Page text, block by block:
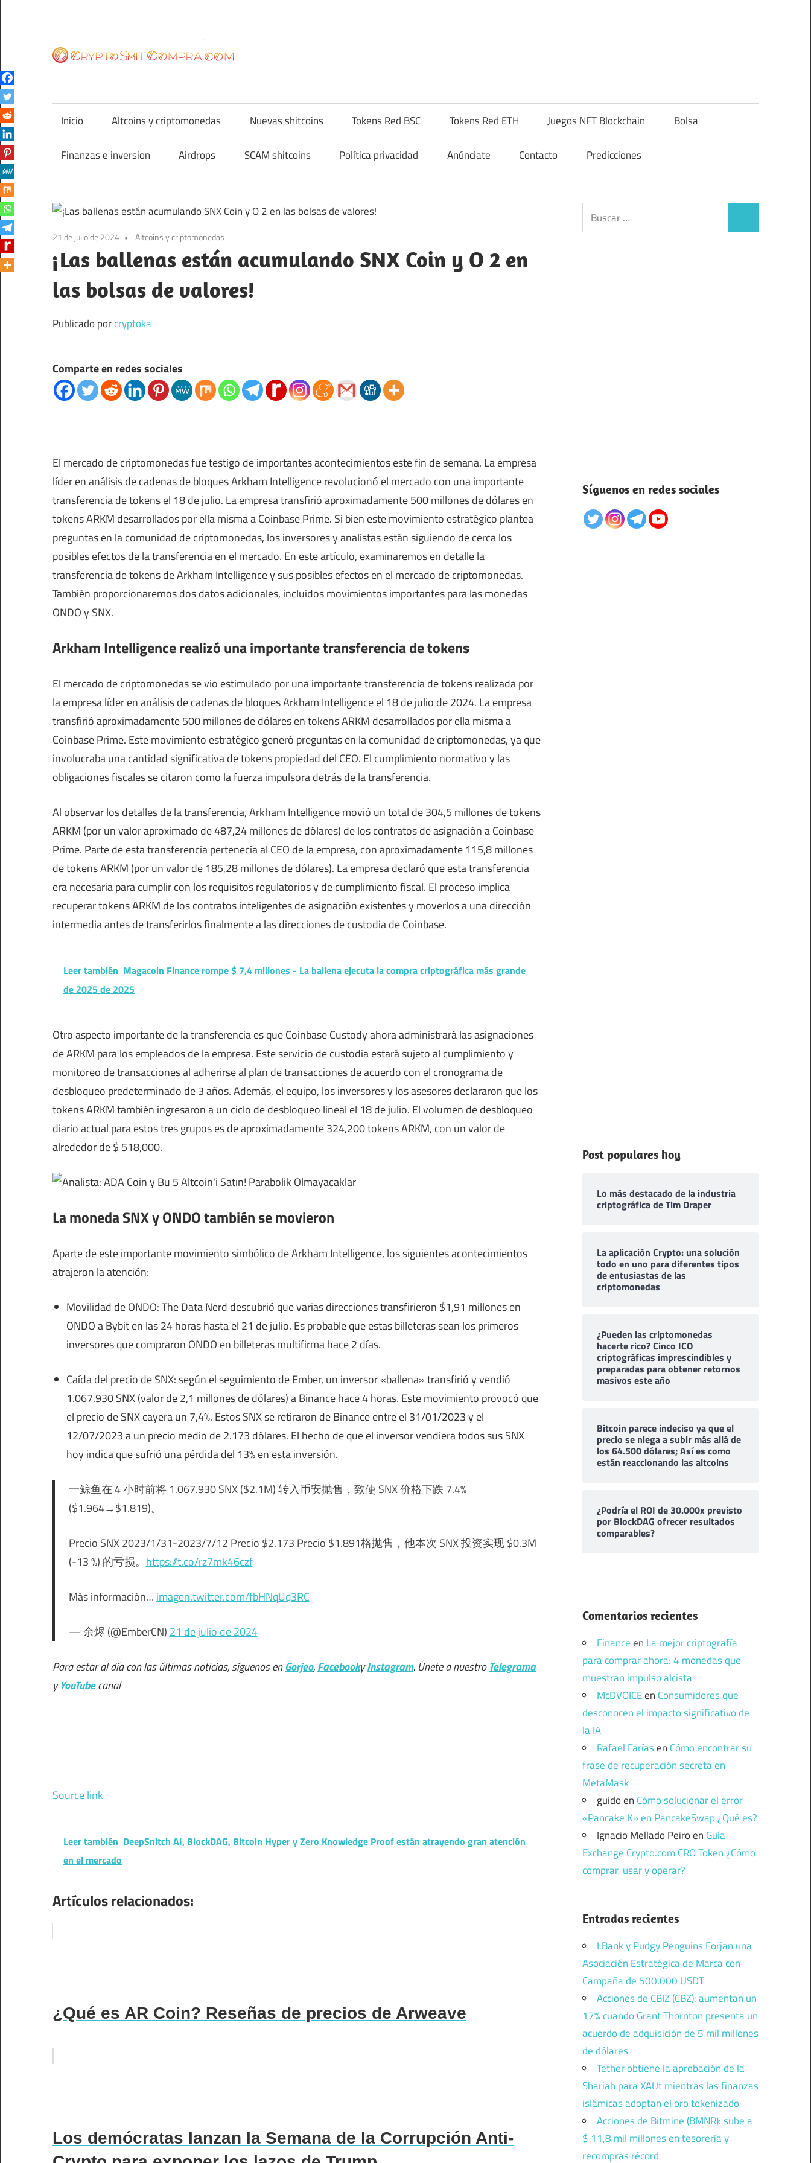
Inicio Altcoins y criptomonedas Nuevas shitcoins Tokens Red BSC Tokens Red ETH Juegos NFT Blockchain Bolsa
Finanzas e inversion Airdrops SCAM shitcoins Política privacidad Anúnciate Contacto Predicciones
21 de julio de 2024 Altcoins y criptomonedas
¡Las ballenas están acumulando SNX Coin y O 2 en
las bolsas de valores!
Publicado porcryptoka
Comparte en redes sociales
El mercado de criptomonedas fue testigo de importantes acontecimientos este fin de semana. La empresa
líder en análisis de cadenas de bloques Arkham Intelligence revolucionó el mercado con una importante
transferencia de tokens el 18 de julio. La empresa transfirió aproximadamente 500 millones de dólares en
tokens ARKM desarrollados por ella misma a Coinbase Prime. Si bien este movimiento estratégico plantea
preguntas en la comunidad de criptomonedas, los inversores y analistas están siguiendo de cerca los
posibles efectos de la transferencia en el mercado. En este artículo, examinaremos en detalle la
transferencia de tokens de Arkham Intelligence y sus posibles efectos en el mercado de criptomonedas.
También proporcionaremos dos datos adicionales, incluidos movimientos importantes para las monedas
ONDO y SNX.
Arkham Intelligence realizó una importante transferencia de tokens
El mercado de criptomonedas se vio estimulado por una importante transferencia de tokens realizada por
la empresa líder en análisis de cadenas de bloques Arkham Intelligence el 18 de julio de 2024. La empresa
transfirió aproximadamente 500 millones de dólares en tokens ARKM desarrollados por ella misma a
Coinbase Prime. Este movimiento estratégico generó preguntas en la comunidad de criptomonedas, ya que
involucraba una cantidad significativa de tokens propiedad del CEO. El cumplimiento normativo y las
obligaciones fiscales se citaron como la fuerza impulsora detrás de la transferencia.
Al observar los detalles de la transferencia, Arkham Intelligence movió un total de 304,5 millones de tokens
ARKM (por un valor aproximado de 487,24 millones de dólares) de los contratos de asignación a Coinbase
Prime. Parte de esta transferencia pertenecía al CEO de la empresa, con aproximadamente 115,8 millones
de tokens ARKM (por un valor de 185,28 millones de dólares). La empresa declaró que esta transferencia
era necesaria para cumplir con los requisitos regulatorios y de cumplimiento fiscal. El proceso implica
recuperar tokens ARKM de los contratos inteligentes de asignación existentes y moverlos a una dirección
intermedia antes de transferirlos finalmente a las direcciones de custodia de Coinbase.
Leer también Magacoin Finance rompe $ 7,4 millones - La ballena ejecuta la compra criptográfica más grande
de 2025 de 2025
Otro aspecto importante de la transferencia es que Coinbase Custody ahora administrará las asignaciones
de ARKM para los empleados de la empresa. Este servicio de custodia estará sujeto al cumplimiento y
monitoreo de transacciones al adherirse al plan de transacciones de acuerdo con el cronograma de
desbloqueo predeterminado de 3 años. Además, el equipo, los inversores y los asesores declararon que los
tokens ARKM también ingresaron a un ciclo de desbloqueo lineal el 18 de julio. El volumen de desbloqueo
diario actual para estos tres grupos es de aproximadamente 324,200 tokens ARKM, con un valor de
alrededor de $ 518,000.
La moneda SNX y ONDO también se movieron
Aparte de este importante movimiento simbólico de Arkham Intelligence, los siguientes acontecimientos
atrajeron la atención:
Movilidad de ONDO: The Data Nerd descubrió que varias direcciones transfirieron $1,91 millones en
ONDO a Bybit en las 24 horas hasta el 21 de julio. Es probable que estas billeteras sean los primeros
inversores que compraron ONDO en billeteras multifirma hace 2 días.
Caída del precio de SNX: según el seguimiento de Ember, un inversor «ballena» transfirió y vendió
1.067.930 SNX (valor de 2,1 millones de dólares) a Binance hace 4 horas. Este movimiento provocó que
el precio de SNX cayera un 7,4%. Estos SNX se retiraron de Binance entre el 31/01/2023 y el
12/07/2023 a un precio medio de 2.173 dólares. El hecho de que el inversor vendiera todos sus SNX
hoy indica que sufrió una pérdida del 13% en esta inversión.
一鲸鱼在 4 小时前将 1.067.930 SNX ($2.1M) 转入币安抛售，致使 SNX 价格下跌 7.4%
($1.964→$1.819)。
Precio SNX 2023/1/31-2023/7/12 Precio $2.173 Precio $1.891格抛售，他本次 SNX 投资实现 $0.3M
(-13 %) 的亏损。 https://t.co/rz7mk46czf
Más información… imagen.twitter.com/fbHNqUq3RC
— 余烬 (@EmberCN) 21 de julio de 2024
Para estar al día con las últimas noticias, síguenos enGorjeo,FacebookyInstagram. Únete a nuestroTelegrama
yYouTubecanal
Source link
Leer también DeepSnitch AI, BlockDAG, Bitcoin Hyper y Zero Knowledge Proof están atrayendo gran atención
en el mercado
Artículos relacionados:
¿Qué es AR Coin? Reseñas de precios de Arweave
Los demócratas lanzan la Semana de la Corrupción Anti-
Buscar:
Síguenos en redes sociales
Post populares hoy
Lo más destacado de la industria
criptográfica de Tim Draper
La aplicación Crypto: una solución
todo en uno para diferentes tipos
de entusiastas de las
criptomonedas
¿Pueden las criptomonedas
hacerte rico? Cinco ICO
criptográficas imprescindibles y
preparadas para obtener retornos
masivos este año
Bitcoin parece indeciso ya que el
precio se niega a subir más allá de
los 64.500 dólares; Así es como
están reaccionando las altcoins
¿Podría el ROI de 30.000x previsto
por BlockDAG ofrecer resultados
comparables?
Comentarios recientes
Financeen La mejor criptografía
para comprar ahora: 4 monedas que
muestran impulso alcista
McDVOICEen Consumidores que
desconocen el impacto significativo de
la IA
Rafael Faríasen Cómo encontrar su
frase de recuperación secreta en
MetaMask
guidoen Cómo solucionar el error
«Pancake K» en PancakeSwap ¿Qué es?
Ignacio Mellado Peiroen Guía
Exchange Crypto.com CRO Token ¿Cómo
comprar, usar y operar?
Entradas recientes
LBank y Pudgy Penguins Forjan una
Asociación Estratégica de Marca con
Campaña de 500.000 USDT
Acciones de CBIZ (CBZ): aumentan un
17% cuando Grant Thornton presenta un
acuerdo de adquisición de 5 mil millones
de dólares
Tether obtiene la aprobación de la
Shariah para XAUt mientras las finanzas
islámicas adoptan el oro tokenizado
Acciones de Bitmine (BMNR): sube a
$ 11,8 mil millones en tesorería y
recompras récord